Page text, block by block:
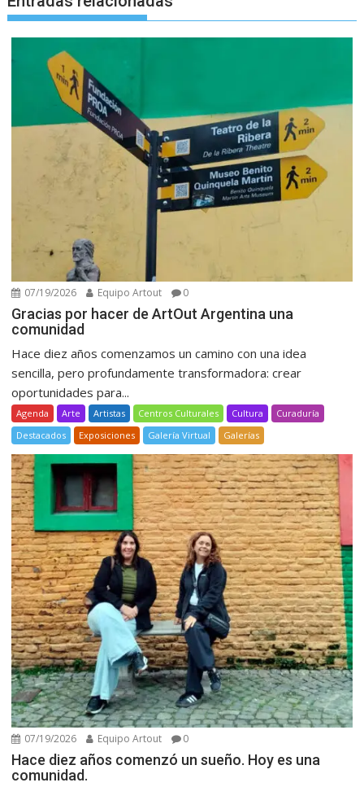
07/19/2026 Equipo Artout 0
Gracias por hacer de ArtOut Argentina una
comunidad
Hace diez años comenzamos un camino con una idea
sencilla, pero profundamente transformadora: crear
oportunidades para...
Agenda Arte Artistas Centros Culturales Cultura
Curaduría
Destacados
Exposiciones Galería Virtual Galerías
07/19/2026 Equipo Artout 0
Hace diez años comenzó un sueño. Hoy es una
comunidad.